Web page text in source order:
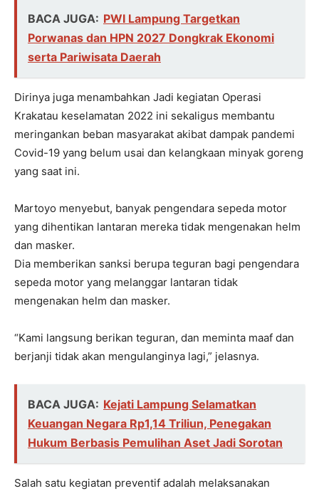
BACA JUGA: PWI Lampung Targetkan
Porwanas dan HPN 2027 Dongkrak Ekonomi
serta Pariwisata Daerah
Dirinya juga menambahkan Jadi kegiatan Operasi
Krakatau keselamatan 2022 ini sekaligus membantu
meringankan beban masyarakat akibat dampak pandemi
Covid-19 yang belum usai dan kelangkaan minyak goreng
yang saat ini.
Martoyo menyebut, banyak pengendara sepeda motor
yang dihentikan lantaran mereka tidak mengenakan helm
dan masker.
Dia memberikan sanksi berupa teguran bagi pengendara
sepeda motor yang melanggar lantaran tidak
mengenakan helm dan masker.
“Kami langsung berikan teguran, dan meminta maaf dan
berjanji tidak akan mengulanginya lagi,” jelasnya.
BACA JUGA: Kejati Lampung Selamatkan
Keuangan Negara Rp1,14 Triliun, Penegakan
Hukum Berbasis Pemulihan Aset Jadi Sorotan
Salah satu kegiatan preventif adalah melaksanakan